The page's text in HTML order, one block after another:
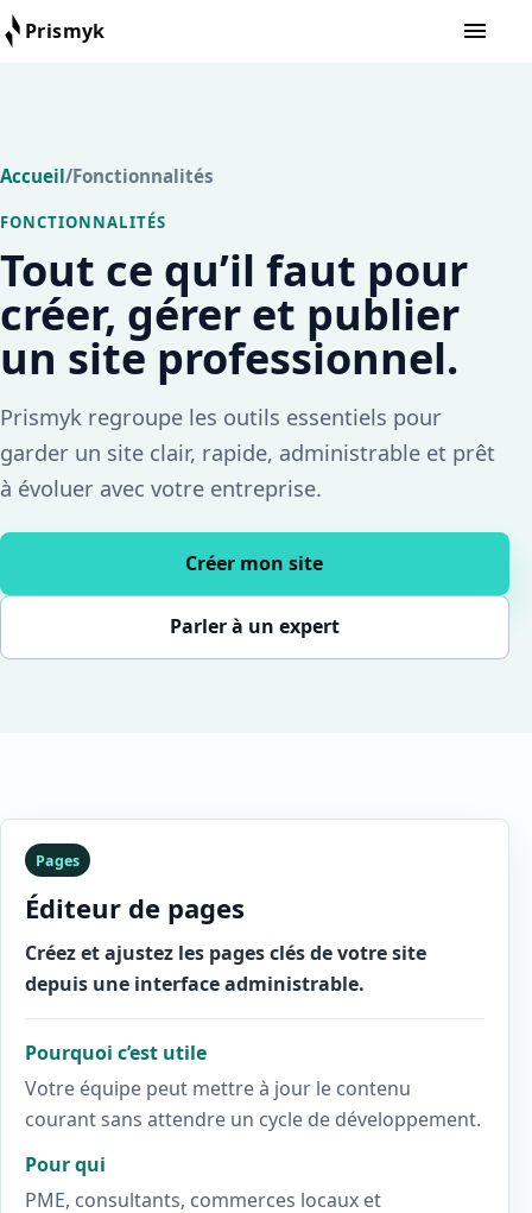
Prismyk
Prismyk
Accueil/Fonctionnalités
FONCTIONNALITÉS
Tout ce qu’il faut pour
créer, gérer et publier
un site professionnel.
Prismyk regroupe les outils essentiels pour
garder un site clair, rapide, administrable et prêt
à évoluer avec votre entreprise.
Créer mon site
Parler à un expert
Pages
Éditeur de pages
Créez et ajustez les pages clés de votre site
depuis une interface administrable.
Pourquoi c’est utile
Votre équipe peut mettre à jour le contenu
courant sans attendre un cycle de développement.
Pour qui
PME, consultants, commerces locaux et